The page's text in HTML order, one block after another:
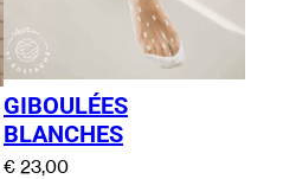
GIBOULÉES
BLANCHES
€ 23,00